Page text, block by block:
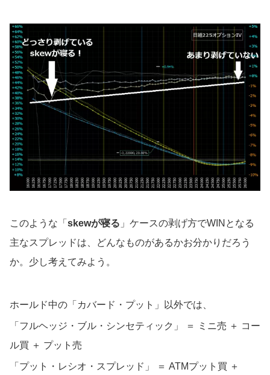
このような「 skewが寝る 」ケースの剥げ方でWINとなる
主なスプレッドは、どんなものがあるかお分かりだろう
か。少し考えてみよう。
ホールド中の「カバード・プット」以外では、
「フルヘッジ・ブル・シンセティック」 ＝ ミニ売 ＋ コー
ル買 ＋ プット売
「プット・レシオ・スプレッド」 ＝ ATMプット買 ＋